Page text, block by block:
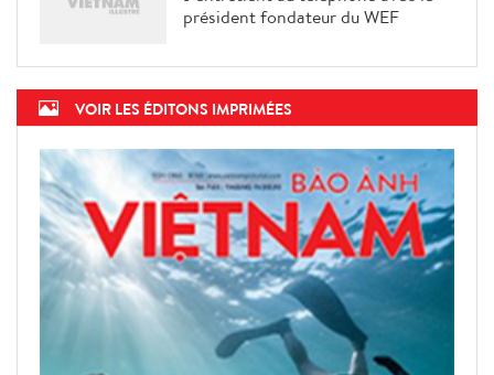
Le PM Pham Minh Chinh
s’entretient au téléphone avec le
VOIR LES ÉDITONS IMPRIMÉES